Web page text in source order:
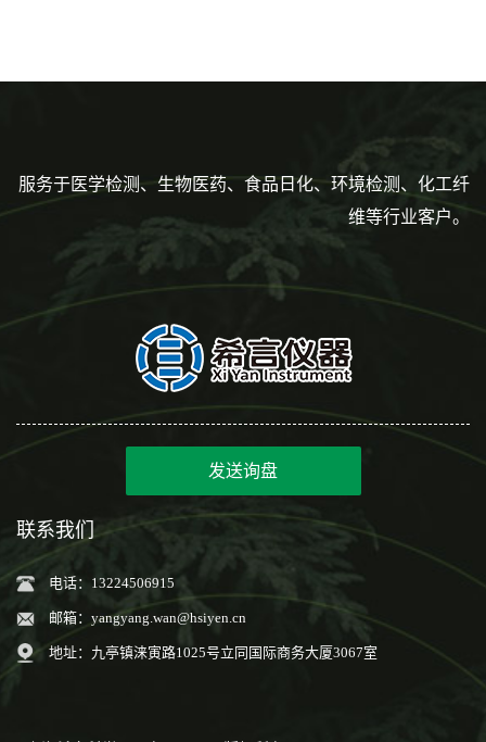
服务于医学检测、生物医药、食品日化、环境检测、化工纤
维等行业客户。
发送询盘
联系我们
电话：13224506915
邮箱： yangyang.wan@hsiyen.cn
地址：九亭镇涞寅路1025号立同国际商务大厦3067室